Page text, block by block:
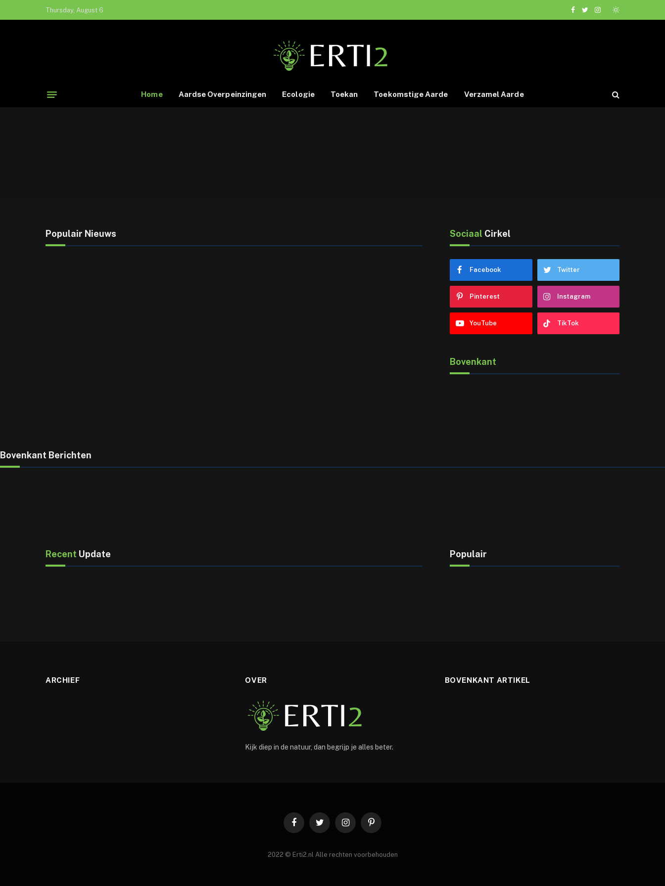
Thursday, August 6
Facebook
TwitterInstagram
Home Aardse Overpeinzingen Ecologie Toekan Toekomstige Aarde Verzamel Aarde
Populair Nieuws Sociaal Cirkel
Facebook Twitter
Pinterest Instagram
YouTube TikTok
Bovenkant
Bovenkant Berichten
Recent Update Populair
ARCHIEF OVER
Kijk diep in de natuur, dan begrijp je alles beter.
BOVENKANT ARTIKEL
FacebookTwitter InstagramPinterest
2022 © Erti2.nl Alle rechten voorbehouden